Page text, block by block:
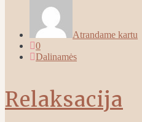
Atrandame kartu
0
Dalinamės
Relaksacija